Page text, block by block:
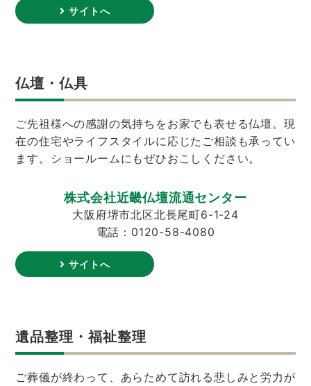
サイトへ
仏壇・仏具
ご先祖様への感謝の気持ちをお家でも表せる仏壇。現
在の住宅やライフスタイルに応じたご相談も承ってい
ます。ショールームにもぜひおこしください。
株式会社近畿仏壇流通センター
大阪府堺市北区北長尾町6-1-24
電話：0120-58-4080
サイトへ
遺品整理・福祉整理
ご葬儀が終わって、あらためて訪れる悲しみと労力が